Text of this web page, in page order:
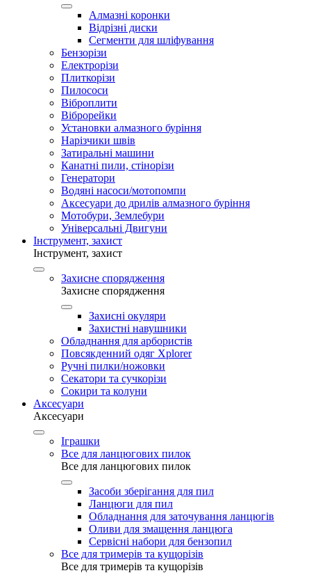
Алмазні коронки
Відрізні диски
Сегменти для шліфування
Бензорізи
Електрорізи
Плиткорізи
Пилососи
Віброплити
Віброрейки
Установки алмазного буріння
Нарізчики швів
Затиральні машини
Канатні пили, стінорізи
Генератори
Водяні насоси/мотопомпи
Аксесуари до дрилів алмазного буріння
Мотобури, Землебури
Універсальні Двигуни
Інструмент, захист
Інструмент, захист
Захисне спорядження
Захисне спорядження
Захисні окуляри
Захистні навушники
Обладнання для арбористів
Повсякденний одяг Xplorer
Ручні пилки/ножовки
Секатори та сучкорізи
Сокири та колуни
Аксесуари
Аксесуари
Іграшки
Все для ланцюгових пилок
Все для ланцюгових пилок
Засоби зберігання для пил
Ланцюги для пил
Обладнання для заточування ланцюгів
Оливи для змащення ланцюга
Сервісні набори для бензопил
Все для тримерів та кущорізів
Все для тримерів та кущорізів